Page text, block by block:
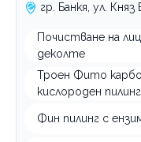
гр. Банкя, ул. Княз
Почистване на
деколте
Троен Фито
кислороден пилинг
Фин пилинг с